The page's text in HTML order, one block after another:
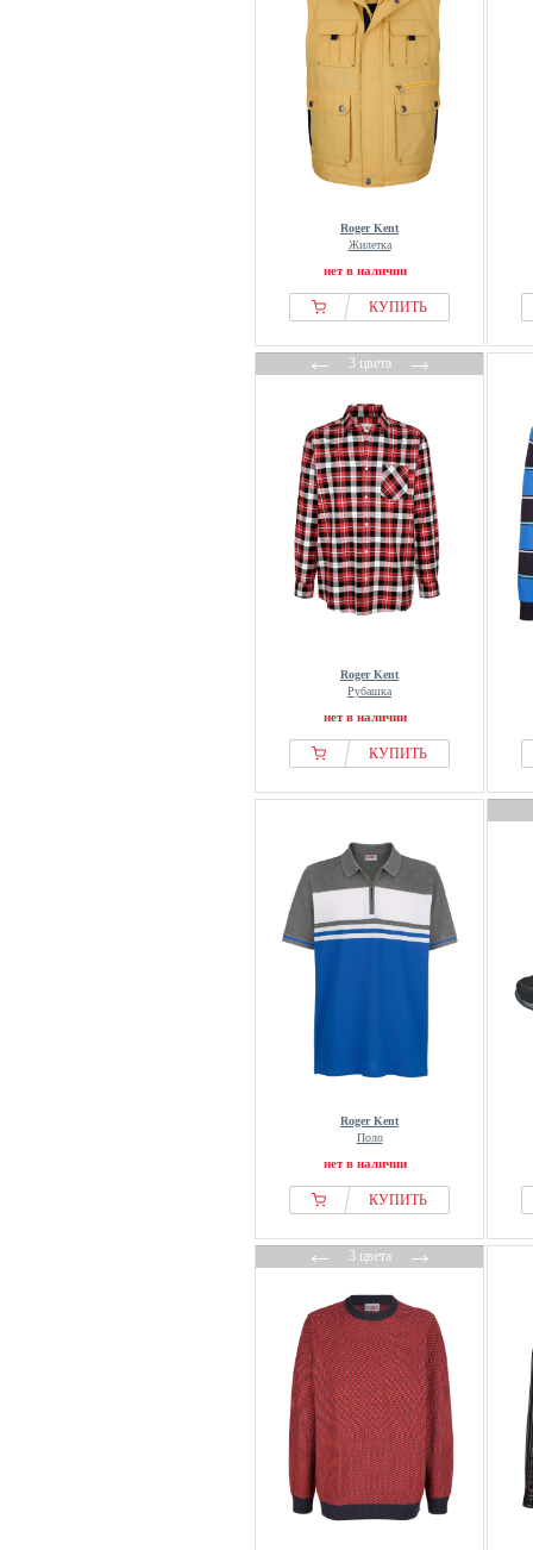
Roger Kent
Жилетка
нет в наличии
КУПИТЬ
←3 цвета→
Roger Kent
Рубашка
нет в наличии
КУПИТЬ
Roger Kent
Поло
нет в наличии
КУПИТЬ
←3 цвета→